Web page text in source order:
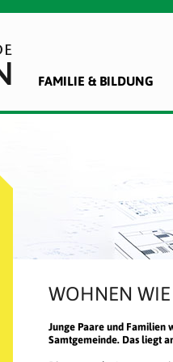
FAMILIE & BILDUNG
WOHNEN
Junge Paare und Familien
Samtgemeinde. Das liegt